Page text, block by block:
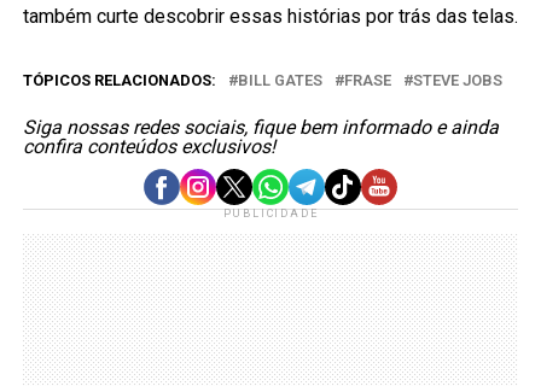
também curte descobrir essas histórias por trás das telas.
TÓPICOS RELACIONADOS: BILL GATES FRASE STEVE JOBS
Siga nossas redes sociais, fique bem informado e ainda
confira conteúdos exclusivos!
PUBLICIDADE